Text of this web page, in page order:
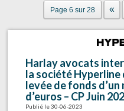
Page 6 sur 28 «
Harlay avocats
la société Hyperline
levée de fonds
d’euros – CP Juin
Publié le 30-06-2023